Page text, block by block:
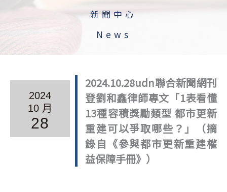
新聞中心
News
2024
10 月
28
2024.10.28udn聯合新聞網刊
登劉和鑫律師專文「1表看懂
13種容積獎勵類型 都市更新
重建可以爭取哪些？」（摘
錄自《參與都市更新重建權
益保障手冊》）